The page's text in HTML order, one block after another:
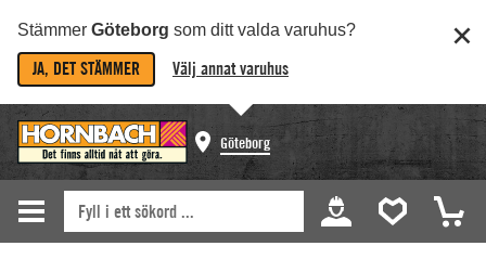
Stämmer Göteborg som ditt valda varuhus?
JA, DET STÄMMER Välj annat varuhus
Göteborg